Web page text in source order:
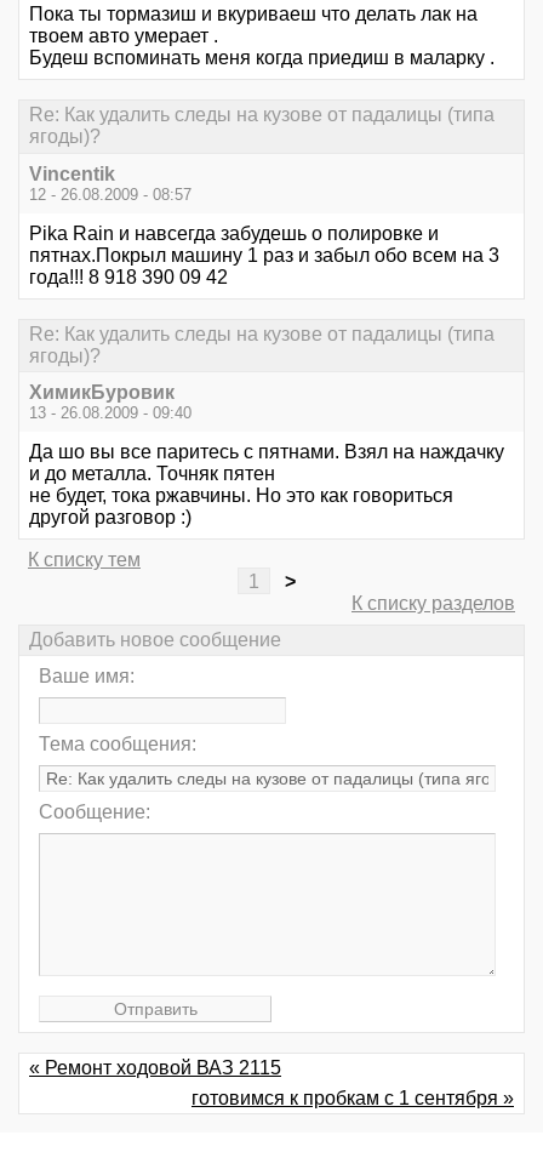
Пока ты тормазиш и вкуриваеш что делать лак на
твоем авто умерает .
Будеш вспоминать меня когда приедиш в маларку .
Re: Как удалить следы на кузове от падалицы (типа
ягоды)?
Vincentik
12 - 26.08.2009 - 08:57
Pika Rain и навсегда забудешь о полировке и
пятнах.Покрыл машину 1 раз и забыл обо всем на 3
года!!! 8 918 390 09 42
Re: Как удалить следы на кузове от падалицы (типа
ягоды)?
ХимикБуровик
13 - 26.08.2009 - 09:40
Да шо вы все паритесь с пятнами. Взял на наждачку
и до металла. Точняк пятен
не будет, тока ржавчины. Но это как говориться
другой разговор :)
К списку тем
1
>
К списку разделов
Добавить новое сообщение
Ваше имя:
Тема сообщения:
Сообщение:
« Ремонт ходовой ВАЗ 2115
готовимся к пробкам с 1 сентября »